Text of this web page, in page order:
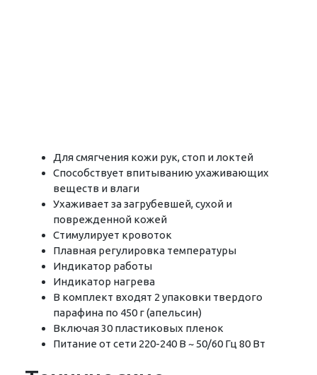
Для смягчения кожи рук, стоп и локтей
Способствует впитыванию ухаживающих
веществ и влаги
Ухаживает за загрубевшей, сухой и
поврежденной кожей
Стимулирует кровоток
Плавная регулировка температуры
Индикатор работы
Индикатор нагрева
В комплект входят 2 упаковки твердого
парафина по 450 г (апельсин)
Включая 30 пластиковых пленок
Питание от сети 220-240 В ~ 50/60 Гц 80 Вт